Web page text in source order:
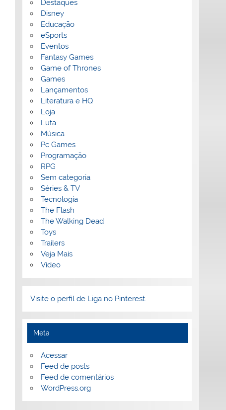
Destaques
Disney
Educação
eSports
Eventos
Fantasy Games
Game of Thrones
Games
Lançamentos
Literatura e HQ
Loja
Luta
Música
Pc Games
Programação
RPG
Sem categoria
Séries & TV
Tecnologia
The Flash
The Walking Dead
Toys
Trailers
Veja Mais
Vídeo
Visite o perfil de Liga no Pinterest.
Meta
Acessar
Feed de posts
Feed de comentários
WordPress.org